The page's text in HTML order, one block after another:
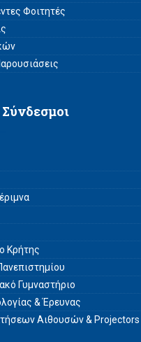
Φοιτητές
Κρήτης
Γυμναστήριο
& Έρευνας
Αιθουσών & Projectors